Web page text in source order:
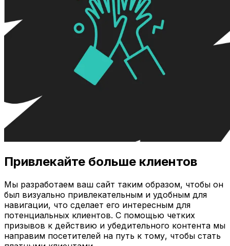
Привлекайте больше клиентов
Мы разработаем ваш сайт таким образом, чтобы он
был визуально привлекательным и удобным для
навигации, что сделает его интересным для
потенциальных клиентов. С помощью четких
призывов к действию и убедительного контента мы
направим посетителей на путь к тому, чтобы стать